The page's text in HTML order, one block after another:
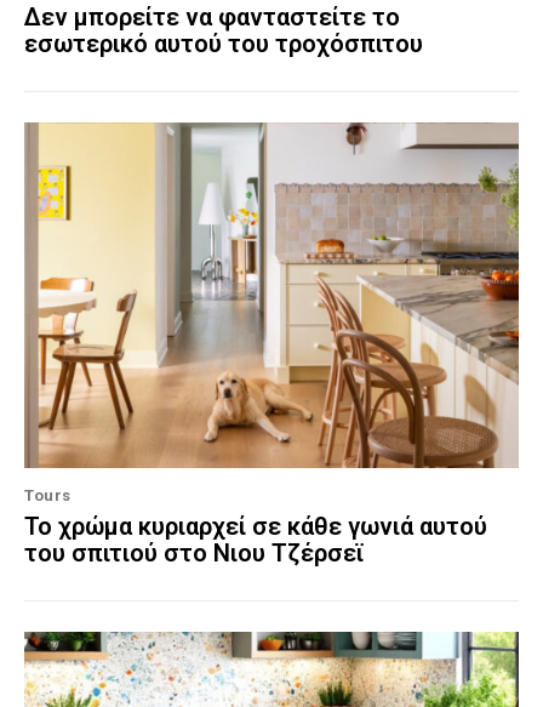
Δεν μπορείτε να φανταστείτε το
εσωτερικό αυτού του τροχόσπιτου
Tours
Το χρώμα κυριαρχεί σε κάθε γωνιά αυτού
του σπιτιού στο Νιου Τζέρσεϊ